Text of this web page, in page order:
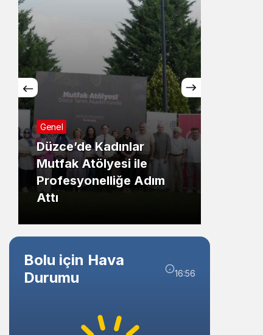
Gündüz Modu
Gündüz modunu seçin.
Gece Modu
Gece modunu seçin.
Sistem Modu
Sistem modunu seçin.
Genel
Düzce’de Gençlere
Sağlıklı Yaşam Eğitimi
Bolu için Hava
Durumu
16:56